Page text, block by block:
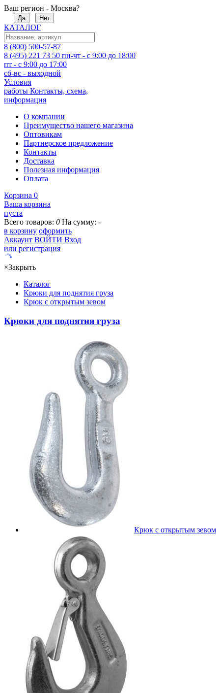
Ваш регион - Москва?
Да Нет
КАТАЛОГ
8 (800) 500-57-87
8 (495) 221 73 50 пн-чт - с 9:00 до 18:00
пт - с 9:00 до 17:00
сб-вс - выходной
Условия
работы Контакты, схема,
информация
О компании
Преимущество нашего магазина
Оптовикам
Партнерское предложение
Контакты
Доставка
Полезная информация
Оплата
Корзина 0
Ваша корзина
пуста
Всего товаров: 0 На сумму: -
в корзину оформить
Аккаунт ВОЙТИ Вход
или регистрация
×Закрыть
Каталог
Крюки для поднятия груза
Крюк с открытым зевом
Крюки для поднятия груза
Крюк с открытым зевом